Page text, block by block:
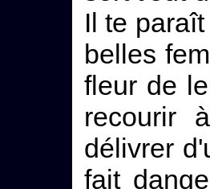
Il te
belles
fleur de
recourir
délivrer
fait